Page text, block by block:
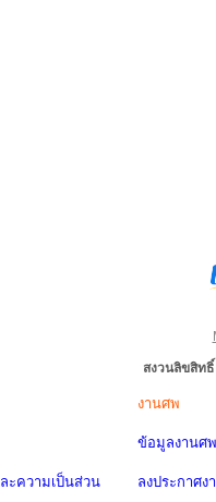
สงวนลิขสิท
ะความเป็นส่วน
งานศพ
ข้อมูลงานศพ
ลงประกาศง